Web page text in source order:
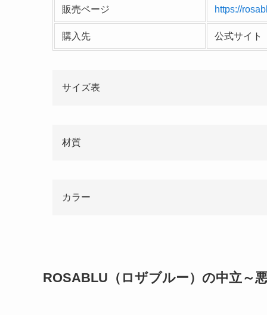
販売ページ https://
購入先 公式サ
サイズ表
材質
カラー
ROSABLU（ロザブルー）の中立～